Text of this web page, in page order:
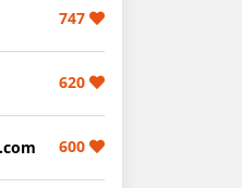
747
620
600